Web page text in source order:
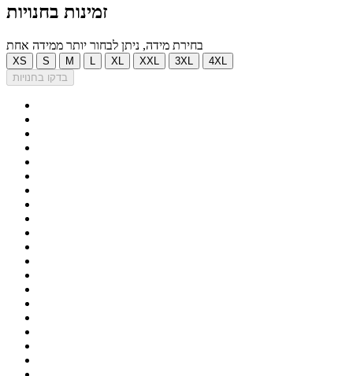
זמינות בחנויות
בחירת מידה, ניתן לבחור יותר ממידה אחת
XS S M XL XXL 3XL
4XL
בדקו בחנויות